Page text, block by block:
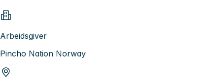
Arbeidsgiver
Pincho Nation Norway